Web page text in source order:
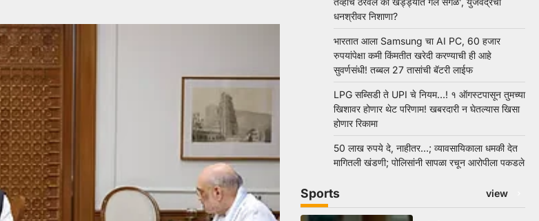
धनश्रीवर निशाणा?
भारतात आला Samsung चा AI PC, 60 हजार
रुपयांपेक्षा कमी किंमतीत खरेदी करण्याची ही आहे
सुवर्णसंधी! तब्बल 27 तासांची बॅटरी लाईफ
LPG सब्सिडी ते UPI चे नियम…! १ ऑगस्टपासून तुमच्या
खिशावर होणार थेट परिणाम! खबरदारी न घेतल्यास खिसा
होणार रिकामा
50 लाख रुपये दे, नाहीतर…; व्यावसायिकाला धमकी देत
मागितली खंडणी; पोलिसांनी सापळा रचून आरोपीला पकडले
Sports view